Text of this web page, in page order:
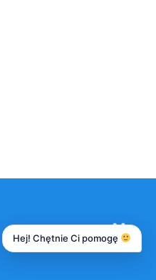
Hej! Chętnie Ci pomogę